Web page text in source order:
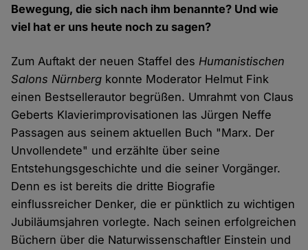
Bewegung, die sich nach ihm benannte? Und wie
viel hat er uns heute noch zu sagen?
Zum Auftakt der neuen Staffel desHumanistischen
Salons Nürnberg konnte Moderator Helmut Fink
einen Bestsellerautor begrüßen. Umrahmt von Claus
Geberts Klavierimprovisationen las Jürgen Neffe
Passagen aus seinem aktuellen Buch "Marx. Der
Unvollendete" und erzählte über seine
Entstehungsgeschichte und die seiner Vorgänger.
Denn es ist bereits die dritte Biografie
einflussreicher Denker, die er pünktlich zu wichtigen
Jubiläumsjahren vorlegte. Nach seinen erfolgreichen
Büchern über die Naturwissenschaftler Einstein und